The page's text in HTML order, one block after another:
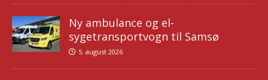
Ny ambulance og el-
sygetransportvogn til Samsø
5. august 2026